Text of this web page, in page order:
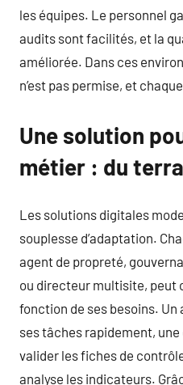
les équipes. Le personnel
audits sont facilités, et la
améliorée. Dans ces
n’est pas permise, et
Une solution
métier : du
Les solutions digitales
souplesse d’adaptation.
agent de propreté,
ou directeur multisite, peut
fonction de ses besoins.
ses tâches rapidement,
valider les fiches de
analyse les indicateurs.